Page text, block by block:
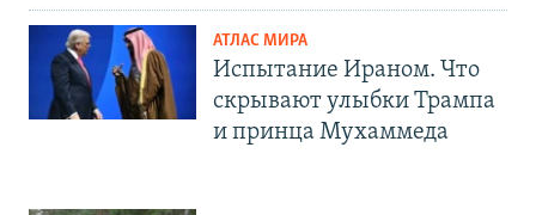
АТЛАС МИРА
Испытание Ираном. Что
скрывают улыбки Трампа
и принца Мухаммеда